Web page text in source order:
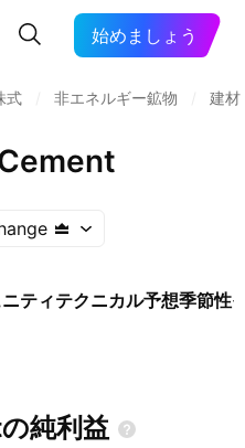
始めましょう
式 非エネルギー鉱物 建材
ティテクニカル予想季節性
純利益